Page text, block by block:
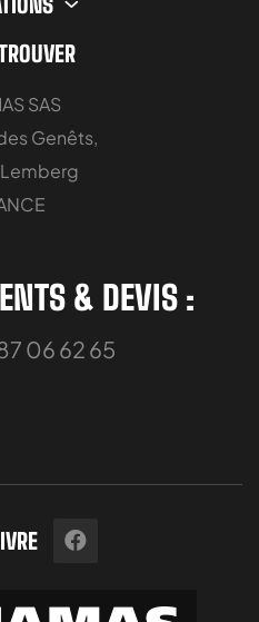
SAS
Genêts,
& DEVIS :
06 62 65